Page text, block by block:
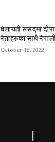
बेलायती संसद्‌मा
नेताहरूका साथै
October 18, 2022